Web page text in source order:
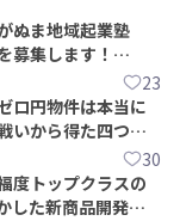
ぬま地域起業塾
募集します！
23
ロ円物件は本当に
いから得た四つの
30
度トップクラスの
した新商品開発＆